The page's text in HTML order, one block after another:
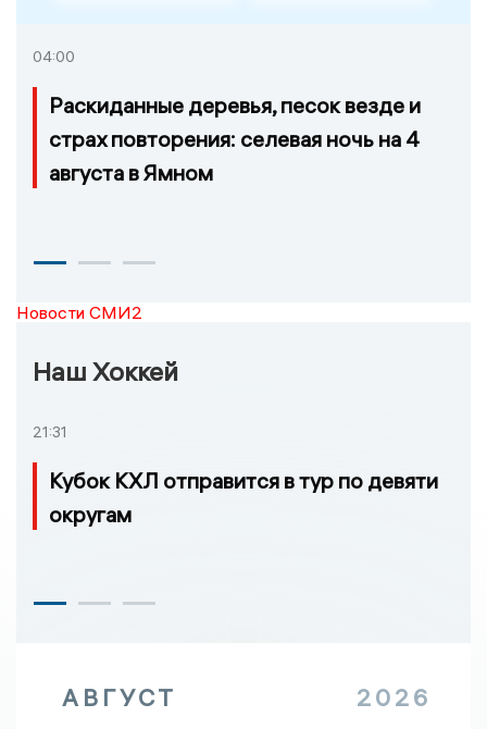
04:00
Раскиданные деревья, песок везде и
страх повторения: селевая ночь на 4
августа в Ямном
Новости СМИ2
Наш Хоккей
21:31
Кубок КХЛ отправится в тур по девяти
округам
АВГУСТ 2026